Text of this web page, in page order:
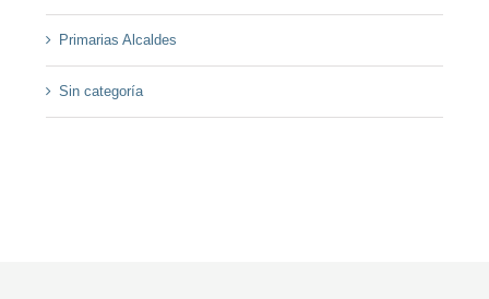
Primarias Alcaldes
Sin categoría